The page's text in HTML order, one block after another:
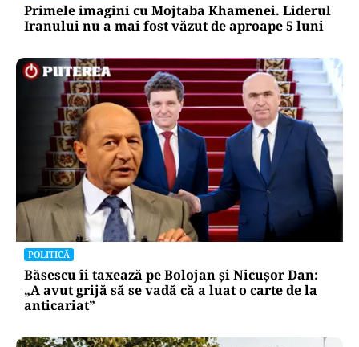
Primele imagini cu Mojtaba Khamenei. Liderul
Iranului nu a mai fost văzut de aproape 5 luni
POLITICĂ
Băsescu îi taxează pe Bolojan și Nicușor Dan:
„A avut grijă să se vadă că a luat o carte de la
anticariat”